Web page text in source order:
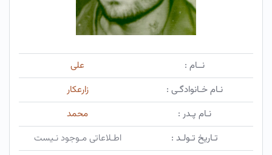
نــام :
علی
نـام خـانوادگـی :
زارعکار
نـام پـدر :
محمد
تـاریخ تـولـد :
اطـلاعاتی مـوجود نـیست